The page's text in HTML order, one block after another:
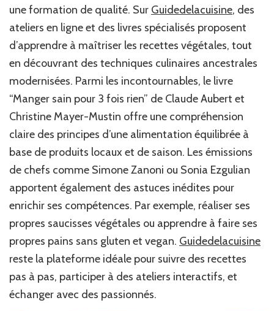
une formation de qualité. Sur Guidedelacuisine, des
ateliers en ligne et des livres spécialisés proposent
d’apprendre à maîtriser les recettes végétales, tout
en découvrant des techniques culinaires ancestrales
modernisées. Parmi les incontournables, le livre
“Manger sain pour 3 fois rien” de Claude Aubert et
Christine Mayer-Mustin offre une compréhension
claire des principes d’une alimentation équilibrée à
base de produits locaux et de saison. Les émissions
de chefs comme Simone Zanoni ou Sonia Ezgulian
apportent également des astuces inédites pour
enrichir ses compétences. Par exemple, réaliser ses
propres saucisses végétales ou apprendre à faire ses
propres pains sans gluten et vegan. Guidedelacuisine
reste la plateforme idéale pour suivre des recettes
pas à pas, participer à des ateliers interactifs, et
échanger avec des passionnés.